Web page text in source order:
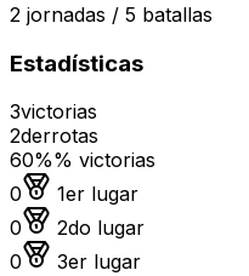
2 jornadas / 5 batallas
Estadísticas
3victorias
2derrotas
60%% victorias
0
Medalla de oro
1er lugar
0
Medalla de plata
2do lugar
0
Medalla de bronce
3er lugar